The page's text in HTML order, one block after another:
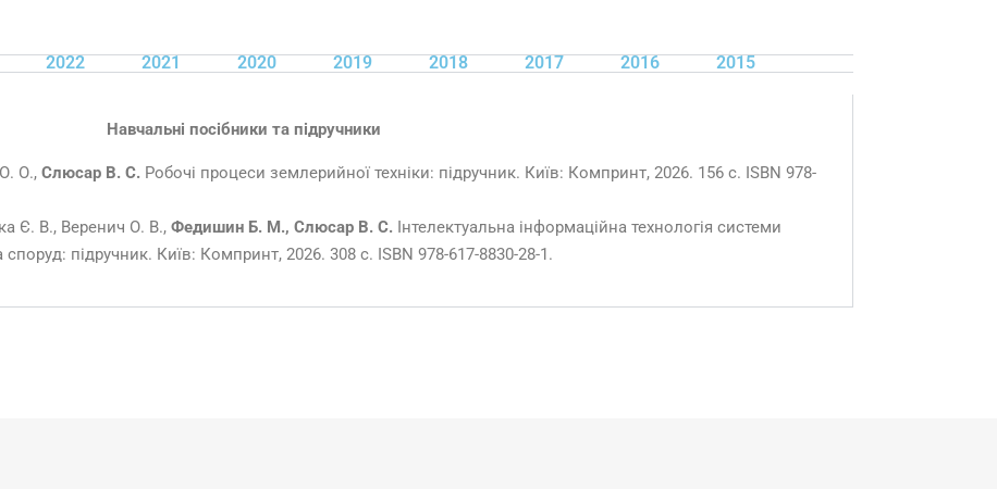
2022 2021 2020 2019 2018 2017 2016 2015
Навчальні посібники та підручники
О., Слюсар В. С. Робочі процеси землерийної техніки: підручник. Київ: Компринт, 2026. 156 с. ISBN 978-
Є. В., Веренич О. В., Федишин Б. М., Слюсар В. С. Інтелектуальна інформаційна технологія системи
споруд: підручник. Київ: Компринт, 2026. 308 с. ISBN 978-617-8830-28-1.